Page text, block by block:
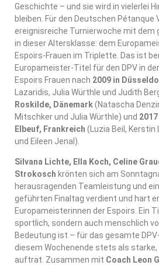
Geschichte – und sie wird in vielerlei
bleiben. Für den Deutschen Pétanque
ereignisreiche Turnierwoche mit dem
in dieser Altersklasse: dem
Espoirs-Frauen im Triplette. Das ist
Europameister-Titel für den DPV in
Espoirs Frauen nach 2009 in
Lazaridis, Julia Würthle und Judith
Roskilde, Dänemark(Natascha
Mitschker und Julia Würthle) und
Elbeuf, Frankreich (Luzia Beil, Kerstin
und Eileen Jenal).
Silvana Lichte, Ella Koch, Celine
Strokosch krönten sich am
herausragenden Teamleistung und
geführten Finaltag verdient und hart
Europameisterinnen der Espoirs. Ein
sportlich, sondern auch menschlich
Bedeutung ist – für das gesamte
diesem Wochenende stets als
auftrat. Zusammen mit Coach Leon